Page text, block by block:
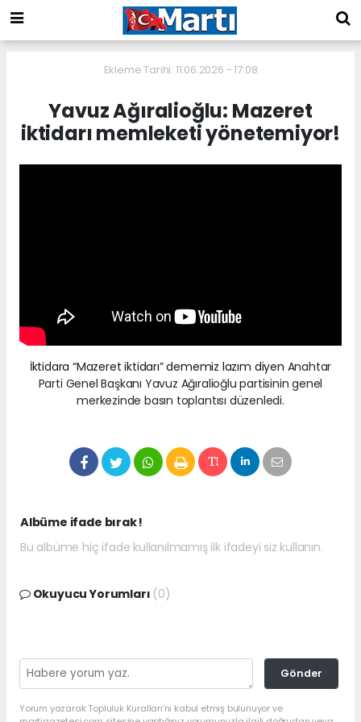
Ekleme Tarihi: 11.06.2026 - 17:08
Yavuz Ağıralioğlu: Mazeret
iktidarı memleketi yönetemiyor!
İktidara “Mazeret iktidarı” dememiz lazım diyen Anahtar
Parti Genel Başkanı Yavuz Ağıralioğlu partisinin genel
merkezinde basın toplantısı düzenledi.
Albüme ifade bırak !
Bu albüme hiç ifade kullanılmamış ilk ifadeyi siz kullanın.
Okuyucu Yorumları (0)
Gönder
Yorum yazarak Topluluk Kuralları’nı kabul etmiş bulunuyor ve